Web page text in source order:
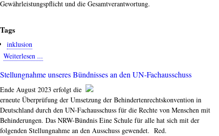
Gewährleistungspflicht und die Gesamtverantwortung.
Tags
inklusion
Weiterlesen ...
Bund
steht
in
der
Pflicht
für
Stellungnahme unseres Bündnisses an den UN-Fachausschuss
Ende August 2023 erfolgt die
erneute Überprüfung der Umsetzung der Behindertenrechtskonvention in
Deutschland durch den UN-Fachausschuss für die Rechte von Menschen mit
Behinderungen. Das NRW-Bündnis Eine Schule für alle hat sich mit der
folgenden Stellungnahme an den Ausschuss gewendet. Red.